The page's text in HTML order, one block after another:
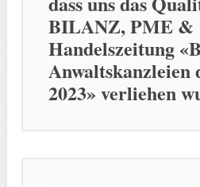
BILANZ, PME &
Handelszeitung
Anwaltskanzleien
2023» verliehen